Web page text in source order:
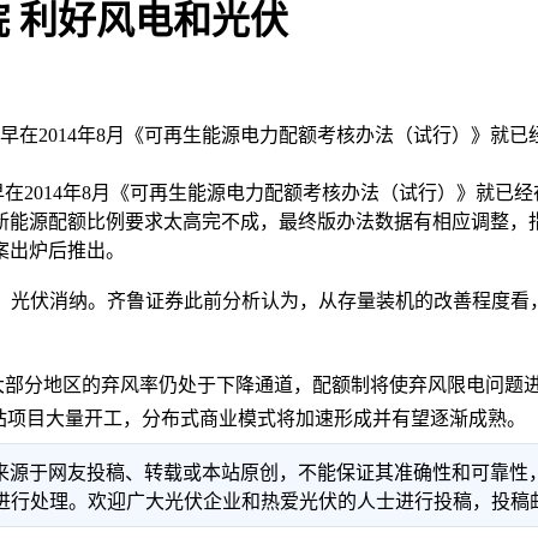
利好风电和光伏
在2014年8月《可再生能源电力配额考核办法（试行）》就
年8月《可再生能源电力配额考核办法（试行）》就已
源配额比例要求太高完不成，最终版办法数据有相应调整
炉后推出。
伏消纳。齐鲁证券此前分析认为，从存量装机的改善程度
分地区的弃风率仍处于下降通道，配额制将使弃风限电问
目大量开工，分布式商业模式将加速形成并有望逐渐成熟。
于网友投稿、转载或本站原创，不能保证其准确性和可靠
处理。欢迎广大光伏企业和热爱光伏的人士进行投稿，投稿邮